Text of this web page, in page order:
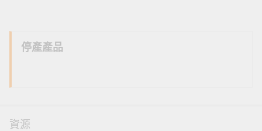
停產產品
資源